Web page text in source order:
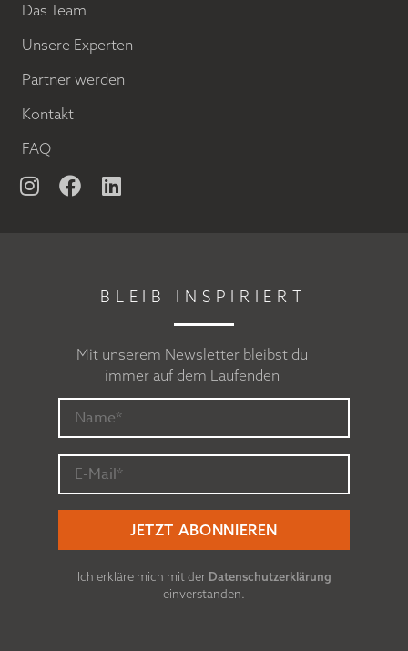
Das Team
Unsere Experten
Partner werden
Kontakt
FAQ
BLEIB INSPIRIERT
Mit unserem Newsletter bleibst du
immer auf dem Laufenden
Ich erkläre mich mit der Datenschutzerklärung
einverstanden.